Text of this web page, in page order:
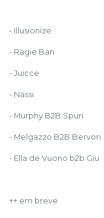
- Illusionize
- Ragie Ban
- Juicce
- Nassi
- Murphy B2B Spuri
- Melgazzo B2B Bervon
- Ella de Vuono b2b Giu
++ em breve